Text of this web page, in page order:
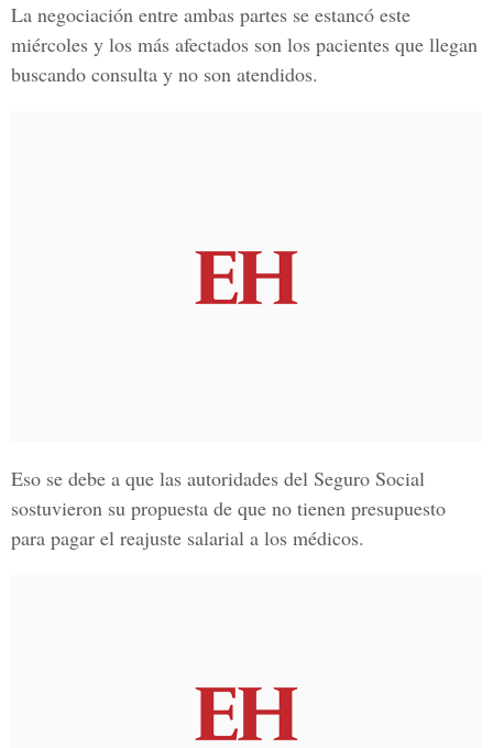
La negociación entre ambas partes se estancó este
miércoles y los más afectados son los pacientes que llegan
buscando consulta y no son atendidos.
Eso se debe a que las autoridades del Seguro Social
sostuvieron su propuesta de que no tienen presupuesto
para pagar el reajuste salarial a los médicos.